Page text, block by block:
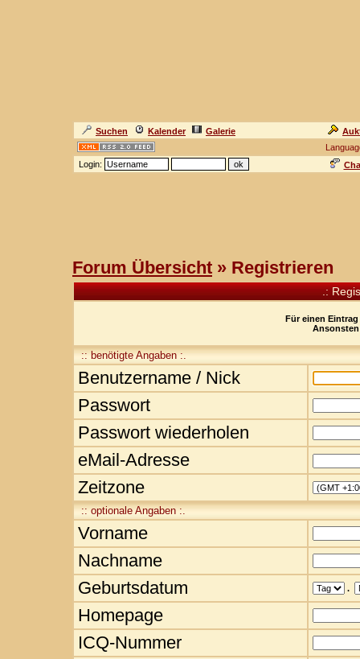
Suchen Kalender Galerie
Login:
Forum Übersicht » Registrieren
.:
Für einen
:: benötigte Angaben :.
Benutzername / Nick
Passwort
Passwort wiederholen
eMail-Adresse
Zeitzone
:: optionale Angaben :.
Vorname
Nachname
Geburtsdatum
.
Homepage
ICQ-Nummer